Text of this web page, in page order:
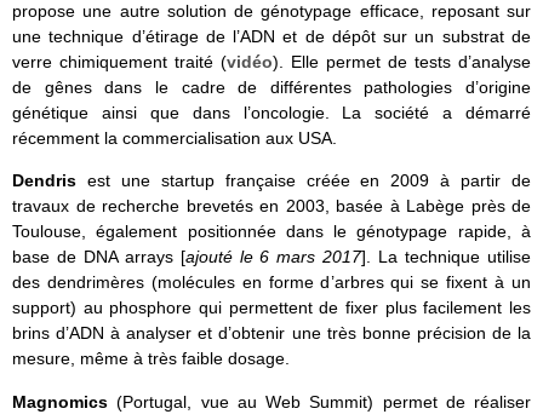
propose une autre solution de génotypage efficace, reposant sur
une technique d’étirage de l’ADN et de dépôt sur un substrat de
verre chimiquement traité (vidéo). Elle permet de tests d’analyse
de gênes dans le cadre de différentes pathologies d’origine
génétique ainsi que dans l’oncologie. La société a démarré
récemment la commercialisation aux USA.
Dendris est une startup française créée en 2009 à partir de
travaux de recherche brevetés en 2003, basée à Labège près de
Toulouse, également positionnée dans le génotypage rapide, à
base de DNA arrays [ajouté le 6 mars 2017]. La technique utilise
des dendrimères (molécules en forme d’arbres qui se fixent à un
support) au phosphore qui permettent de fixer plus facilement les
brins d’ADN à analyser et d’obtenir une très bonne précision de la
mesure, même à très faible dosage.
Magnomics(Portugal, vue au Web Summit) permet de réaliser